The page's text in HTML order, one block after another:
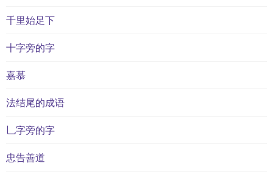
千里始足下
十字旁的字
嘉慕
法结尾的成语
乚字旁的字
忠告善道